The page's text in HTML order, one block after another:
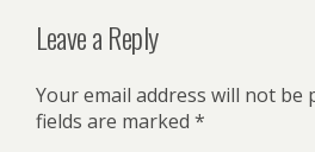
Leave a Reply
Your email address will not be
fields are marked *